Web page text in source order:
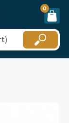
0